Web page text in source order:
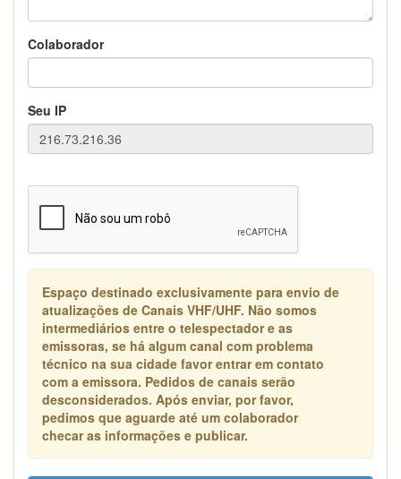
Colaborador
Seu IP
Espaço destinado exclusivamente para envio de
atualizações de Canais VHF/UHF. Não somos
intermediários entre o telespectador e as
emissoras, se há algum canal com problema
técnico na sua cidade favor entrar em contato
com a emissora. Pedidos de canais serão
desconsiderados. Após enviar, por favor,
pedimos que aguarde até um colaborador
checar as informações e publicar.